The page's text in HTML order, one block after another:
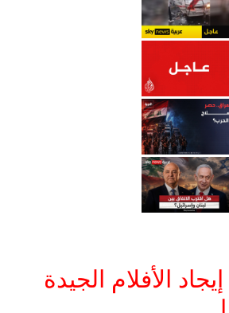
الأفلام الجيدة